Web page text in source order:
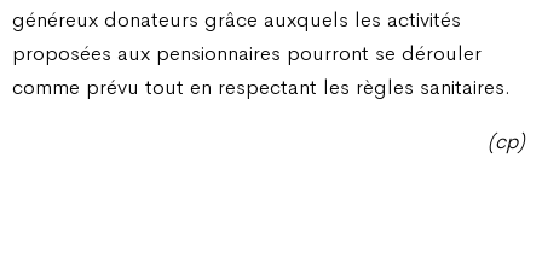
généreux donateurs grâce auxquels les activités
proposées aux pensionnaires pourront se dérouler
comme prévu tout en respectant les règles sanitaires.
(cp)